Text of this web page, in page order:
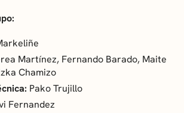
Martínez, Fernando Barado, Maite
Chamizo
Pako Trujillo
Fernandez